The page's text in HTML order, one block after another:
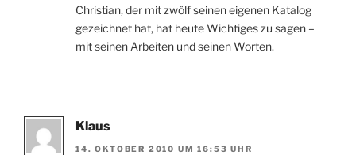
Christian, der mit zwölf seinen eigenen Katalog
gezeichnet hat, hat heute Wichtiges zu sagen –
mit seinen Arbeiten und seinen Worten.
Klaus
14. OKTOBER 2010 UM 16:53 UHR